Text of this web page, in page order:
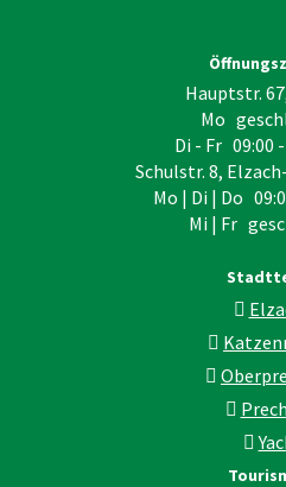
Hauptstr.
Mo
Di - Fr 09:00
Schulstr. 8,
Mo | Di | Do
Mi | Fr